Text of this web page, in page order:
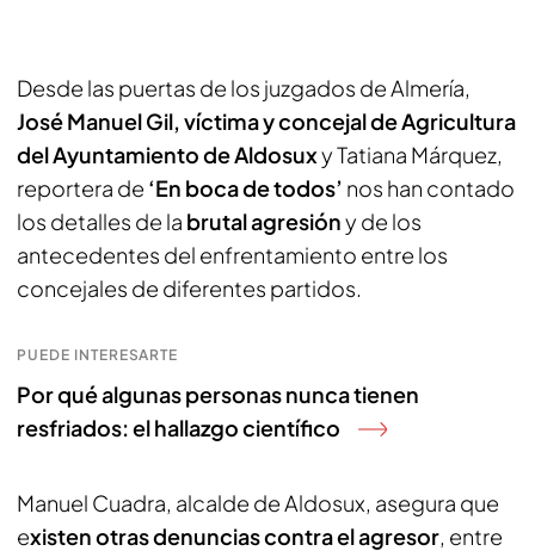
Desde las puertas de los juzgados de Almería,
José Manuel Gil, víctima y concejal de Agricultura
del Ayuntamiento de Aldosuxy Tatiana Márquez,
reportera de ‘En boca de todos’ nos han contado
los detalles de la brutal agresióny de los
antecedentes del enfrentamiento entre los
concejales de diferentes partidos.
PUEDE INTERESARTE
Por qué algunas personas nunca tienen
resfriados: el hallazgo científico
Manuel Cuadra, alcalde de Aldosux, asegura que
existen otras denuncias contra el agresor, entre